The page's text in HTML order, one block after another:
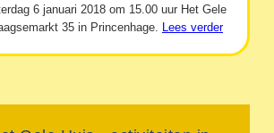
6 januari 2018 om 15.00 uur Het Gele
35 in Princenhage. Lees verder